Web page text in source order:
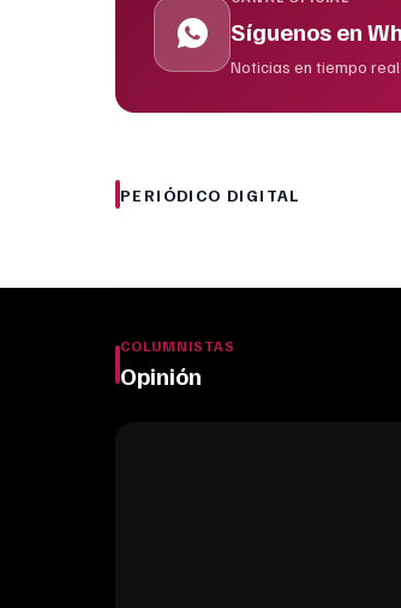
Síguenos en
Noticias en tiempo real
PERIÓDICO DIGITAL
COLUMNISTAS
Opinión